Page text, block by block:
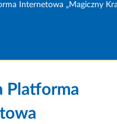
Internetowa „Magiczny
Platforma